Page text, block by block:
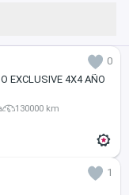
0
EXCLUSIVE 4X4 AÑO
130000 km
1